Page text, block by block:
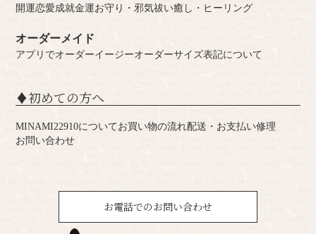
開運恋愛成就金運お守り・邪気祓い癒し・ヒーリング
オーダーメイド
アプリでオーダーイージーオーダーサイズ表記について
♦︎初めての方へ
MINAMI22910についてお買い物の流れ配送・お支払い修理
お問い合わせ
お電話でのお問い合わせ